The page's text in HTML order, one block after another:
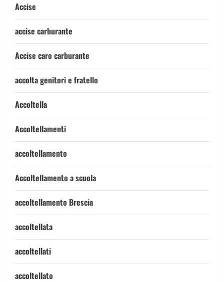
Accise
accise carburante
Accise caro carburante
accolta genitori e fratello
Accoltella
Accoltellamenti
accoltellamento
Accoltellamento a scuola
accoltellamento Brescia
accoltellata
accoltellati
accoltellato